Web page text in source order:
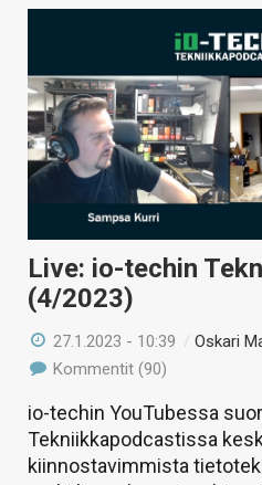
Live: io-techin
(4/2023)
27.1.2023 - 10:39 /Oskari
Kommentit (90)
io-techin YouTubessa
Tekniikkapodcastissa
kiinnostavimmista